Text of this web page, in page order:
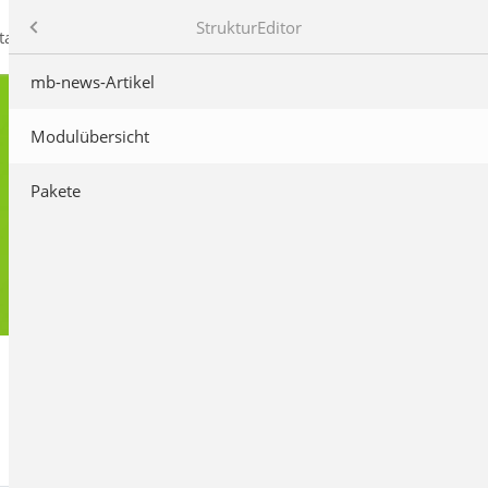
mb AEC Software GmbH StrukturEditor
mb-news-Artikel
Modulübersicht
Pakete